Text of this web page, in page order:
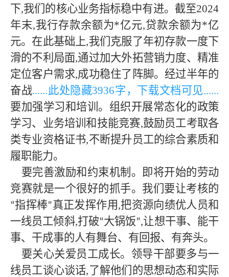
下,我们的核心业务指标稳中有进。截至2024
年末,我行存款余额为*亿元,贷款余额为*亿
元。在此基础上,我们克服了年初存款一度下
滑的不利局面,通过加大外拓营销力度、精准
定位客户需求,成功稳住了阵脚。经过半年的
奋战......此处隐藏3936字，下载文档可见......
要加强学习和培训。组织开展常态化的政策
学习、业务培训和技能竞赛,鼓励员工考取各
类专业资格证书,不断提升员工的综合素质和
履职能力。
要完善激励和约束机制。即将开始的劳动
竞赛就是一个很好的抓手。我们要让考核的
“指挥棒”真正发挥作用,把资源向绩优人员和
一线员工倾斜,打破“大锅饭”,让想干事、能干
事、干成事的人有舞台、有回报、有奔头。
要关心关爱员工成长。领导干部要多与一
线员工谈心谈话,了解他们的思想动态和实际